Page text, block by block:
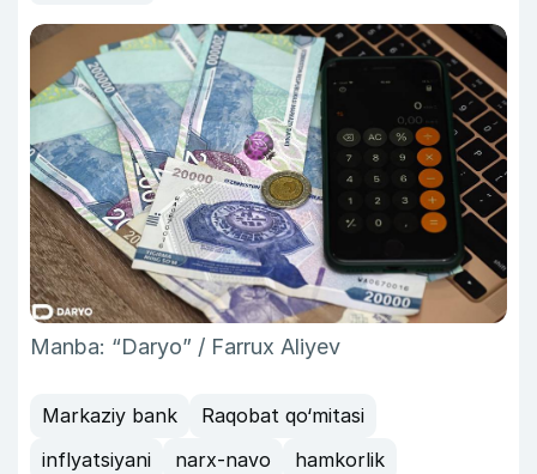
Manba: “Daryo” / Farrux Aliyev
Markaziy bank
Raqobat qo‘mitasi
inflyatsiyani
narx-navo
hamkorlik